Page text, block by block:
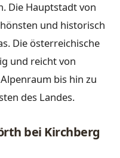
Die Hauptstadt von
und historisch
Die österreichische
und reicht von
bis hin zu
des Landes.
bei Kirchberg